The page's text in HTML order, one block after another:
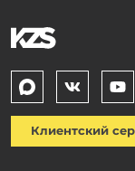
Клиентский